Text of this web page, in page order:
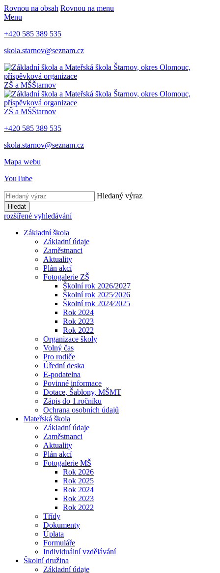
Rovnou na obsah Rovnou na menu
Menu
+420 585 389 535
skola.starnov@seznam.cz
ZŠ a MŠŠtarnov
ZŠ a MŠŠtarnov
+420 585 389 535
skola.starnov@seznam.cz
Mapa webu
YouTube
Hledaný výraz
Hledat
rozšířené vyhledávání
Základní škola
Základní údaje
Zaměstnanci
Aktuality
Plán akcí
Fotogalerie ZŠ
Školní rok 2026/2027
Školní rok 2025⁄2026
Školní rok 2024⁄2025
Rok 2024
Rok 2023
Rok 2022
Organizace školy
Volný čas
Pro rodiče
Úřední deska
E-podatelna
Povinné informace
Dotace, Šablony, MŠMT
Zápis do 1.ročníku
Ochrana osobních údajů
Mateřská škola
Základní údaje
Zaměstnanci
Aktuality
Plán akcí
Fotogalerie MŠ
Rok 2026
Rok 2025
Rok 2024
Rok 2023
Rok 2022
Třídy
Dokumenty
Úplata
Formuláře
Individuální vzdělávání
Školní družina
Základní údaje